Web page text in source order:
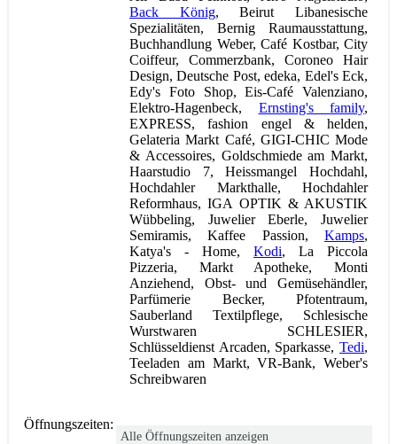
Back König, Beirut Libanesische
Spezialitäten, Bernig Raumausstattung,
Buchhandlung Weber, Café Kostbar, City
Coiffeur, Commerzbank, Coroneo Hair
Design, Deutsche Post, edeka, Edel's Eck,
Edy's Foto Shop, Eis-Café Valenziano,
Elektro-Hagenbeck, Ernsting's family,
EXPRESS, fashion engel & helden,
Gelateria Markt Café, GIGI-CHIC Mode
& Accessoires, Goldschmiede am Markt,
Haarstudio 7, Heissmangel Hochdahl,
Hochdahler Markthalle, Hochdahler
Reformhaus, IGA OPTIK & AKUSTIK
Wübbeling, Juwelier Eberle, Juwelier
Semiramis, Kaffee Passion, Kamps,
Katya's - Home, Kodi, La Piccola
Pizzeria, Markt Apotheke, Monti
Anziehend, Obst- und Gemüsehändler,
Parfümerie Becker, Pfotentraum,
Sauberland Textilpflege, Schlesische
Wurstwaren SCHLESIER,
Schlüsseldienst Arcaden, Sparkasse, Tedi,
Teeladen am Markt, VR-Bank, Weber's
Schreibwaren
Öffnungszeiten:
Alle Öffnungszeiten anzeigen